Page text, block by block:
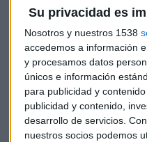
Su privacidad es
Nosotros y nuestros 1538
accedemos a información
y procesamos datos
únicos e información
para publicidad y
publicidad y contenido,
desarrollo de servicios.
nuestros socios podemos
Los datos de julio del
certifican que el sector se
quinto mes consecutivo. El
en julio hasta los 49 puntos
pero los nuevos pedidos
contrayéndose y tocan su
años y medio. La lectura
hasta los 44 puntos.